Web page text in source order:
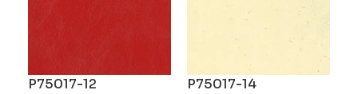
P75017-12 P75017-14